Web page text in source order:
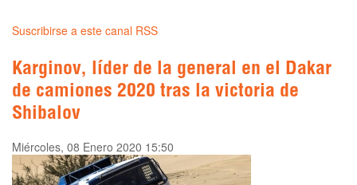
Suscribirse a este canal RSS
Karginov, líder de la general en el Dakar
de camiones 2020 tras la victoria de
Shibalov
Miércoles, 08 Enero 2020 15:50